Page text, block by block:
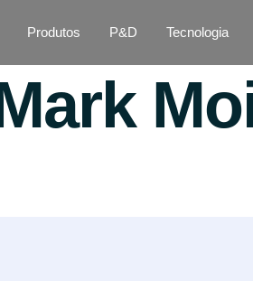
Produtos P&D Tecnologia